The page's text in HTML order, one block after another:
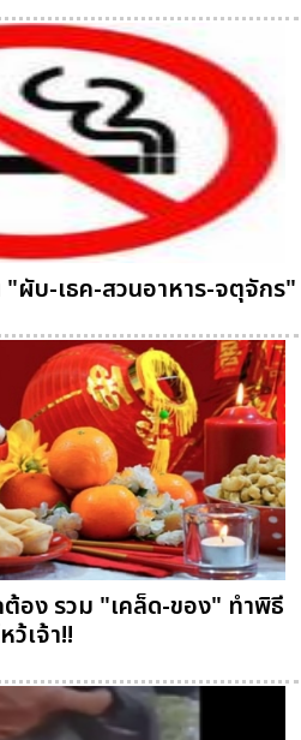
ผับ-เธค-สวนอาหาร-จตุจักร"
อง รวม "เคล็ด-ของ" ทำพิธี
ว้เจ้า!!